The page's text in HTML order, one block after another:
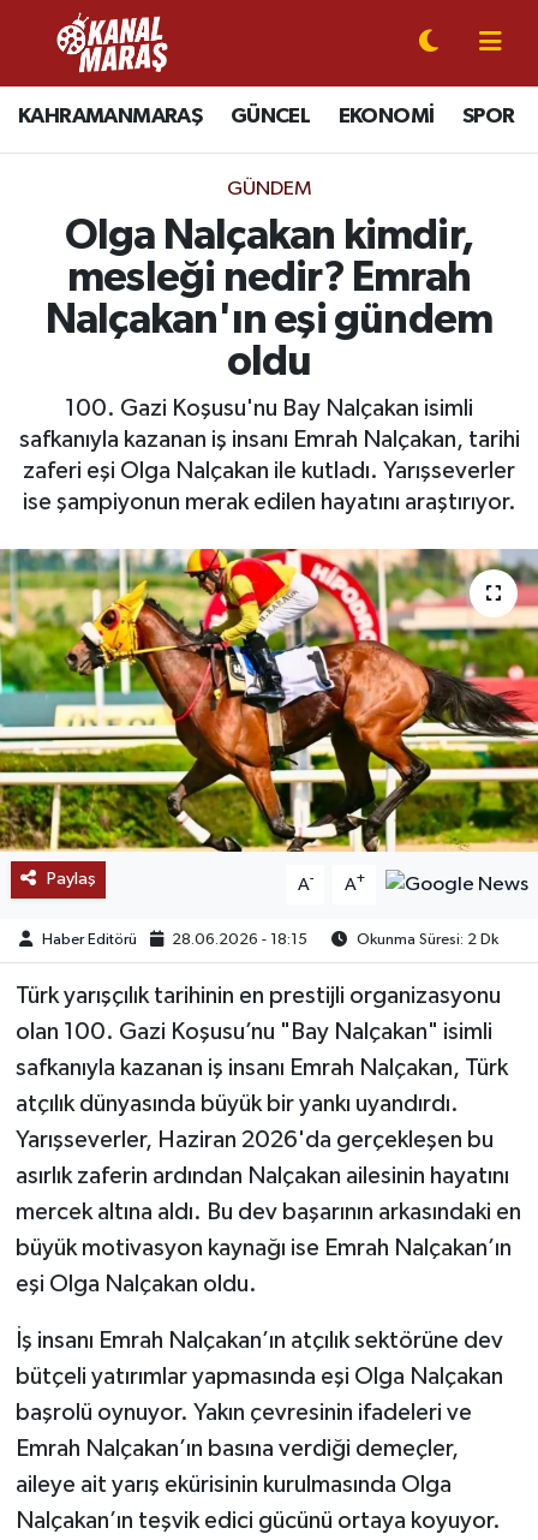
KAHRAMANMARAŞ GÜNCEL EKONOMİ SPOR
GÜNDEM
Olga Nalçakan kimdir,
mesleği nedir? Emrah
Nalçakan'ın eşi gündem
oldu
100. Gazi Koşusu'nu Bay Nalçakan isimli
safkanıyla kazanan iş insanı Emrah Nalçakan, tarihi
zaferi eşi Olga Nalçakan ile kutladı. Yarışseverler
ise şampiyonun merak edilen hayatını araştırıyor.
Paylaş A- A+
Haber Editörü 28.06.2026 - 18:15 Okunma Süresi: 2 Dk
Türk yarışçılık tarihinin en prestijli organizasyonu
olan 100. Gazi Koşusu’nu "Bay Nalçakan" isimli
safkanıyla kazanan iş insanı Emrah Nalçakan, Türk
atçılık dünyasında büyük bir yankı uyandırdı.
Yarışseverler, Haziran 2026'da gerçekleşen bu
asırlık zaferin ardından Nalçakan ailesinin hayatını
mercek altına aldı. Bu dev başarının arkasındaki en
büyük motivasyon kaynağı ise Emrah Nalçakan’ın
eşi Olga Nalçakan oldu.
İş insanı Emrah Nalçakan’ın atçılık sektörüne dev
bütçeli yatırımlar yapmasında eşi Olga Nalçakan
başrolü oynuyor. Yakın çevresinin ifadeleri ve
Emrah Nalçakan’ın basına verdiği demeçler,
aileye ait yarış ekürisinin kurulmasında Olga
Nalçakan’ın teşvik edici gücünü ortaya koyuyor.
CANLI YAYIN
KAHRAMANMARAŞ
SPOR
SİYASET
EKONOMİ
GÜNDEM
MAGAZİN
SAĞLIK
EĞİTİM
BÖLGE
KEŞFET
POPÜLER
DÜNYA
TREND
MEDYA
OTOMOTİV
TEKNOLOJİ
KÜLTÜR SANAT
Kahramanmaraş Nöbetçi Eczaneler
Kahramanmaraş Hava Durumu
Kahramanmaraş Namaz Vakitleri
Kahramanmaraş Trafik Yoğunluk Haritası
Süper Lig Puan Durumu ve Fikstür
Tüm Manşetler
Son Dakika Haberleri
Haber Arşivi